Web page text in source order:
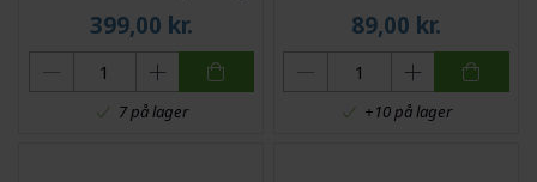
399,00 kr.
7 på lager
89,00 kr.
+10 på lager